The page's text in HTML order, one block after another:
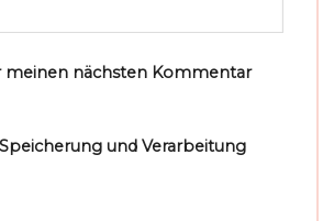
meinen nächsten Kommentar
und Verarbeitung